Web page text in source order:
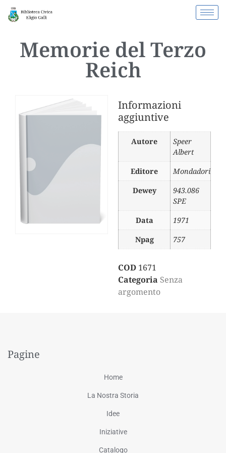
Memorie del Terzo
Reich
Informazioni
aggiuntive
Autore
Speer
Albert
Editore
Mondadori
Dewey
943.086
SPE
Data
1971
Npag
757
COD 1671
Categoria Senza
argomento
Pagine
Home
La Nostra Storia
Idee
Iniziative
Catalogo